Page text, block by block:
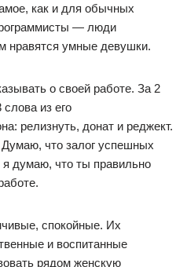
как и для обычных
— люди
нравятся умные девушки.
о своей работе. За 2
из его
релизнуть, донат и реджект.
что залог успешных
я думаю, что ты правильно
спокойные. Их
и воспитанные
рядом женскую